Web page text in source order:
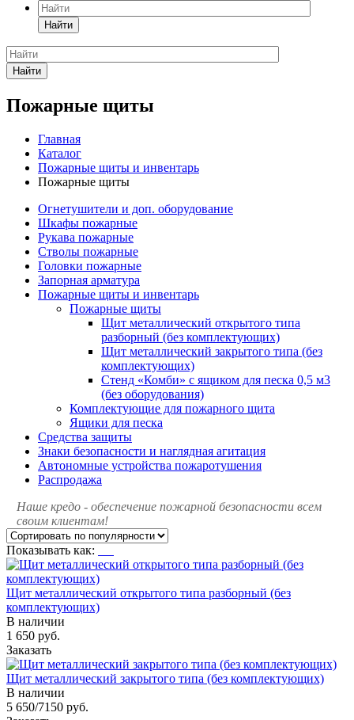
Найти
Найти
Пожарные щиты
Главная
Каталог
Пожарные щиты и инвентарь
Пожарные щиты
Огнетушители и доп. оборудование
Шкафы пожарные
Рукава пожарные
Стволы пожарные
Головки пожарные
Запорная арматура
Пожарные щиты и инвентарь
Пожарные щиты
Щит металлический открытого типа
разборный (без комплектующих)
Щит металлический закрытого типа (без
комплектующих)
Стенд «Комби» с ящиком для песка 0,5 м3
(без оборудования)
Комплектующие для пожарного щита
Ящики для песка
Средства защиты
Знаки безопасности и наглядная агитация
Автономные устройства пожаротушения
Распродажа
Наше кредо - обеспечение пожарной безопасности всем
своим клиентам!
Показывать как:
Щит металлический открытого типа разборный (без
комплектующих)
В наличии
1 650 руб.
Заказать
Щит металлический закрытого типа (без комплектующих)
В наличии
5 650/7150 руб.